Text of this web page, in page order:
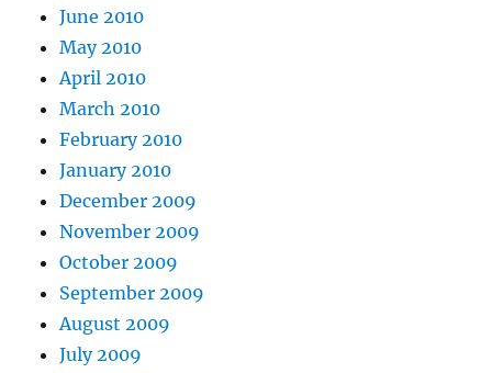
June 2010
May 2010
April 2010
March 2010
February 2010
January 2010
December 2009
November 2009
October 2009
September 2009
August 2009
July 2009